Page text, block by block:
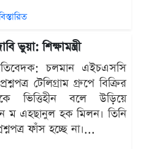
ভুয়া: শিক্ষামন্ত্রী
চলমান এইচএসসি
টেলিগ্রাম গ্রুপে বিক্রির
ভিত্তিহীন বলে উড়িয়ে
ন ম এহছানুল হক মিলন। তিনি
ফাঁস হচ্ছে না।...